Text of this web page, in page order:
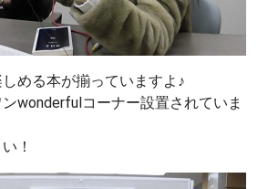
める本が揃っていますよ♪
wonderfulコーナー設置されていま
！